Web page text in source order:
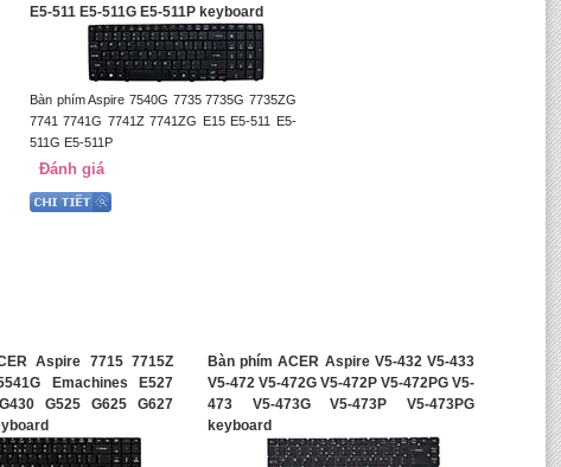
E5-511 E5-511G E5-511P keyboard
Bàn phím Aspire 7540G 7735 7735G 7735ZG
7741 7741G 7741Z 7741ZG E15 E5-511 E5-
511G E5-511P
Đánh giá
Aspire 7715 7715Z
Emachines E527
G525 G625 G627
Bàn phím ACER Aspire V5-432 V5-433
V5-472 V5-472G V5-472P V5-472PG V5-
473 V5-473G V5-473P V5-473PG
keyboard